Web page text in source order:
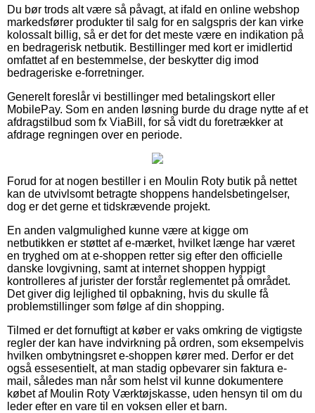
Du bør trods alt være så påvagt, at ifald en online webshop
markedsfører produkter til salg for en salgspris der kan virke
kolossalt billig, så er det for det meste være en indikation på
en bedragerisk netbutik. Bestillinger med kort er imidlertid
omfattet af en bestemmelse, der beskytter dig imod
bedrageriske e-forretninger.
Generelt foreslår vi bestillinger med betalingskort eller
MobilePay. Som en anden løsning burde du drage nytte af et
afdragstilbud som fx ViaBill, for så vidt du foretrækker at
afdrage regningen over en periode.
Forud for at nogen bestiller i en Moulin Roty butik på nettet
kan de utvivlsomt betragte shoppens handelsbetingelser,
dog er det gerne et tidskrævende projekt.
En anden valgmulighed kunne være at kigge om
netbutikken er støttet af e-mærket, hvilket længe har været
en tryghed om at e-shoppen retter sig efter den officielle
danske lovgivning, samt at internet shoppen hyppigt
kontrolleres af jurister der forstår reglementet på området.
Det giver dig lejlighed til opbakning, hvis du skulle få
problemstillinger som følge af din shopping.
Tilmed er det fornuftigt at køber er vaks omkring de vigtigste
regler der kan have indvirkning på ordren, som eksempelvis
hvilken ombytningsret e-shoppen kører med. Derfor er det
også essesentielt, at man stadig opbevarer sin faktura e-
mail, således man når som helst vil kunne dokumentere
købet af Moulin Roty Værktøjskasse, uden hensyn til om du
leder efter en vare til en voksen eller et barn.